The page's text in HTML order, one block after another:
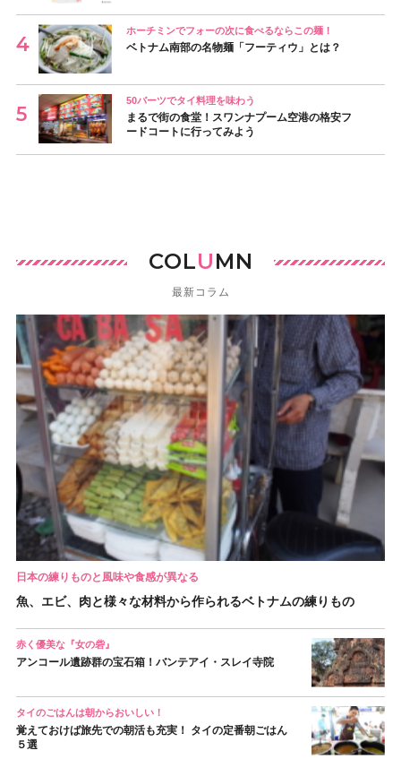
ホーチミンでフォーの次に食べるならこの麺！
ベトナム南部の名物麺「フーティウ」とは？
50バーツでタイ料理を味わう
まるで街の食堂！スワンナプーム空港の格安フ
ードコートに行ってみよう
COLUMN
最新コラム
日本の練りものと風味や食感が異なる
魚、エビ、肉と様々な材料から作られるベトナムの練りもの
赤く優美な『女の砦』
アンコール遺跡群の宝石箱！バンテアイ・スレイ寺院
タイのごはんは朝からおいしい！
覚えておけば旅先での朝活も充実！ タイの定番朝ごはん
５選